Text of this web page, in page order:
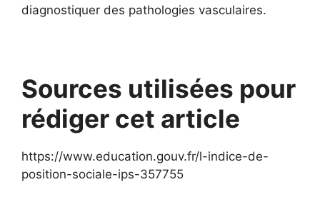
diagnostiquer des pathologies vasculaires.
Sources utilisées pour
rédiger cet article
https://www.education.gouv.fr/l-indice-de-
position-sociale-ips-357755